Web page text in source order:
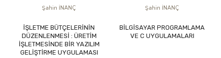
Şahin İNANÇ
İŞLETME BÜTÇELERİNİN
DÜZENLENMESİ : ÜRETİM
İŞLETMESİNDE BİR YAZILIM
GELİŞTİRME UYGULAMASI
Şahin İNANÇ
BİLGİSAYAR PROGRAMLAMA
VE C UYGULAMALARI